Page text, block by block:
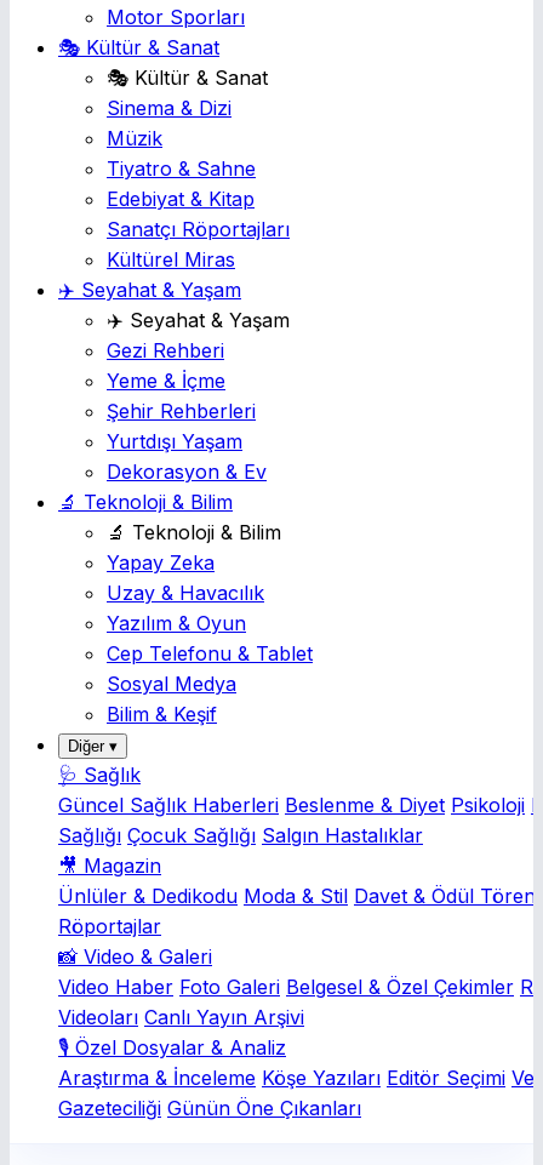
Motor Sporları
🎭 Kültür & Sanat
🎭 Kültür & Sanat
Sinema & Dizi
Müzik
Tiyatro & Sahne
Edebiyat & Kitap
Sanatçı Röportajları
Kültürel Miras
✈️ Seyahat & Yaşam
✈️ Seyahat & Yaşam
Gezi Rehberi
Yeme & İçme
Şehir Rehberleri
Yurtdışı Yaşam
Dekorasyon & Ev
🔬 Teknoloji & Bilim
🔬 Teknoloji & Bilim
Yapay Zeka
Uzay & Havacılık
Yazılım & Oyun
Cep Telefonu & Tablet
Sosyal Medya
Bilim & Keşif
Diğer ▾
🩺 Sağlık
Güncel Sağlık Haberleri Beslenme & Diyet Psikoloji
Sağlığı Çocuk Sağlığı Salgın Hastalıklar
🎥 Magazin
Ünlüler & Dedikodu Moda & Stil Davet & Ödül
Röportajlar
📸 Video & Galeri
Video Haber Foto Galeri Belgesel & Özel Çekimler
Videoları Canlı Yayın Arşivi
🎙️ Özel Dosyalar & Analiz
Araştırma & İnceleme Köşe Yazıları Editör Seçimi
Gazeteciliği Günün Öne Çıkanları